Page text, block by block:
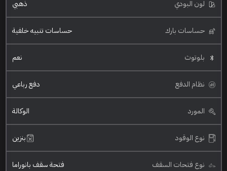
لون البودي ذهبي
حساسات بارك حساسات تنبيه خلفية
بلوتوث نعم
نظام الدفع دفع رباعي
المورد الوكالة
نوع الوقود بنزين
نوع فتحات السقف فتحة سقف بانوراما